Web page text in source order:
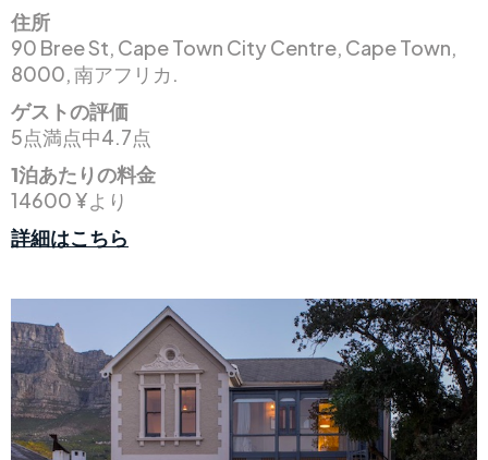
住所
90 Bree St, Cape Town City Centre, Cape Town,
8000, 南アフリカ.
ゲストの評価
5点満点中4.7点
1泊あたりの料金
14600 ¥より
詳細はこちら